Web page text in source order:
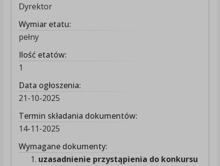
Dyrektor
Wymiar etatu:
pełny
Ilość etatów:
1
Data ogłoszenia:
21-10-2025
Termin składania dokumentów:
14-11-2025
Wymagane dokumenty:
uzasadnienie przystąpienia do konkursu